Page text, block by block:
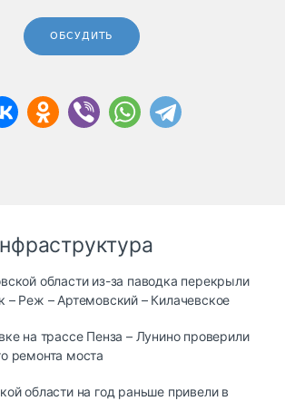
ОБСУДИТЬ
области из-за паводка перекрыли
– Реж – Артемовский – Килачевское
на трассе Пенза – Лунино проверили
ремонта моста
области на год раньше привели в